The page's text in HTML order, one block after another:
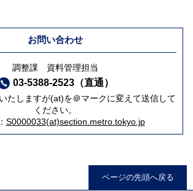
お問い合わせ
調整課 資料管理担当
03-5388-2523（直通）
たしますが(at)を＠マークに変えて送信して
ください。
S0000033(at)section.metro.tokyo.jp
ページの先頭へ戻る